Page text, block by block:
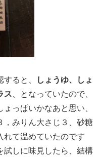
ると、
しょうゆ、しょ
ス、となっていたので、
っぱいかなあと思い、
，みりん大さじ３、砂糖
れて温めていたのです
試しに味見したら、結構